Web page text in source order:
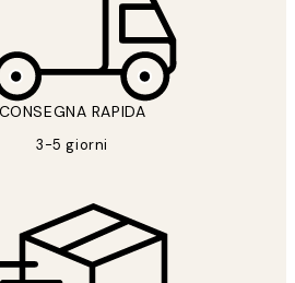
CONSEGNA RAPIDA
3-5 giorni